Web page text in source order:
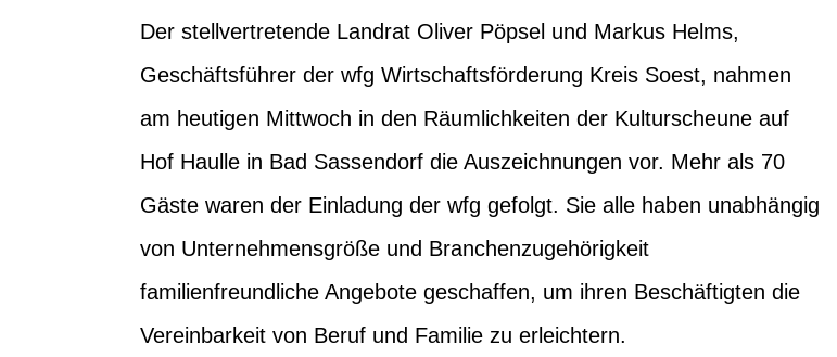
Der stellvertretende Landrat Oliver Pöpsel und Markus Helms,
Geschäftsführer der wfg Wirtschaftsförderung Kreis Soest, nahmen
am heutigen Mittwoch in den Räumlichkeiten der Kulturscheune auf
Hof Haulle in Bad Sassendorf die Auszeichnungen vor. Mehr als 70
Gäste waren der Einladung der wfg gefolgt. Sie alle haben unabhängig
von Unternehmensgröße und Branchenzugehörigkeit
familienfreundliche Angebote geschaffen, um ihren Beschäftigten die
Vereinbarkeit von Beruf und Familie zu erleichtern.